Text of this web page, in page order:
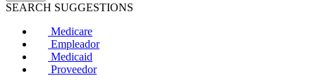
SEARCH SUGGESTIONS
Medicare
Empleador
Medicaid
Proveedor